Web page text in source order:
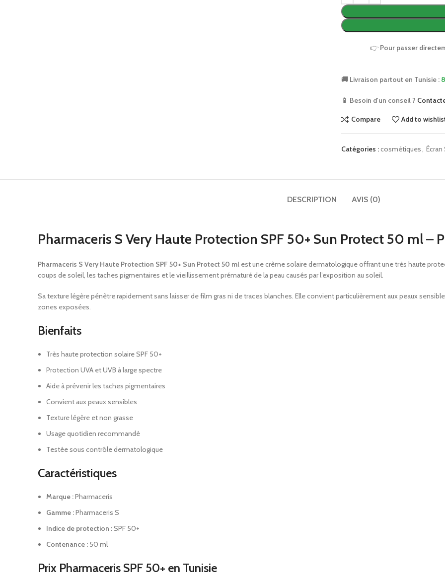
👉 Pour passer
🚚 Livraison partout en Tunisie :
📱 Besoin d'un conseil ?
Compare Add to
Catégories :cosmétiques, Écran
DESCRIPTION AVIS (0)
Pharmaceris S Very Haute Protection SPF 50+ Sun Protect 50 ml –
Pharmaceris S Very Haute Protection SPF 50+ Sun Protect 50 ml est une crème solaire dermatologique offrant une très haute
coups de soleil, les taches pigmentaires et le vieillissement prématuré de la peau causés par l’exposition au soleil.
Sa texture légère pénètre rapidement sans laisser de film gras ni de traces blanches. Elle convient particulièrement aux peaux
zones exposées.
Bienfaits
Très haute protection solaire SPF 50+
Protection UVA et UVB à large spectre
Aide à prévenir les taches pigmentaires
Convient aux peaux sensibles
Texture légère et non grasse
Usage quotidien recommandé
Testée sous contrôle dermatologique
Caractéristiques
Marque :Pharmaceris
Gamme :Pharmaceris S
Indice de protection :SPF 50+
Contenance : 50 ml
Prix Pharmaceris SPF 50+ en Tunisie